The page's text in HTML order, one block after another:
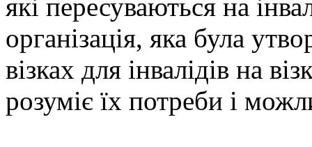
які пересуваються на
організація, яка була
візках для інвалідів на
розуміє їх потреби і